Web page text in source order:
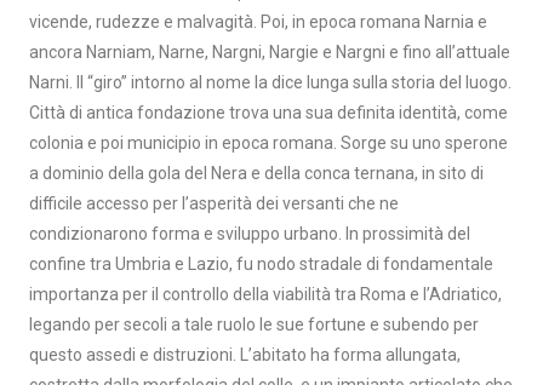
vicende, rudezze e malvagità. Poi, in epoca romana Narnia e
ancora Narniam, Narne, Nargni, Nargie e Nargni e fino all’attuale
Narni. Il “giro” intorno al nome la dice lunga sulla storia del luogo.
Città di antica fondazione trova una sua definita identità, come
colonia e poi municipio in epoca romana. Sorge su uno sperone
a dominio della gola del Nera e della conca ternana, in sito di
difficile accesso per l’asperità dei versanti che ne
condizionarono forma e sviluppo urbano. In prossimità del
confine tra Umbria e Lazio, fu nodo stradale di fondamentale
importanza per il controllo della viabilità tra Roma e l’Adriatico,
legando per secoli a tale ruolo le sue fortune e subendo per
questo assedi e distruzioni. L’abitato ha forma allungata,